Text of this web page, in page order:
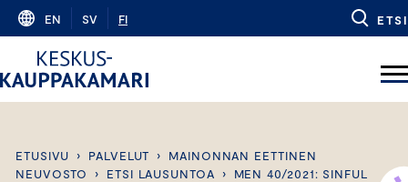
Skip
content
EN SV FI ETSI
ETUSIVU › PALVELUT ›
MAINONNAN EETTINEN
NEUVOSTO
› ETSI LAUSUNTOA ›
MEN 40/2021: SINFUL